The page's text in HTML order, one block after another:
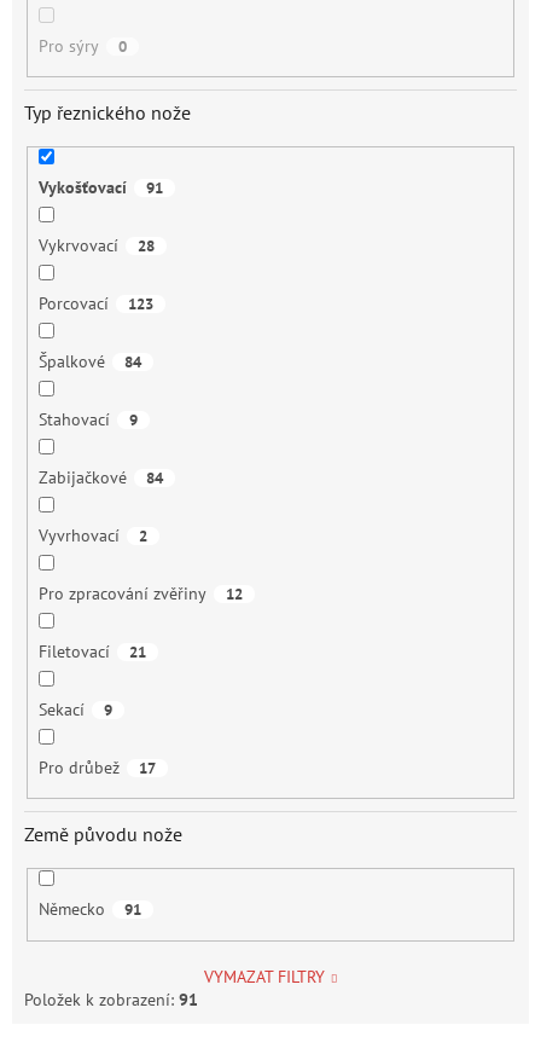
Pro sýry 0
Typ řeznického nože
Vykošťovací 91
Vykrvovací 28
Porcovací 123
Špalkové 84
Stahovací 9
Zabijačkové 84
Vyvrhovací 2
Pro zpracování zvěřiny 12
Filetovací 21
Sekací 9
Pro drůbež 17
Země původu nože
Německo 91
VYMAZAT FILTRY
Položek k zobrazení: 91